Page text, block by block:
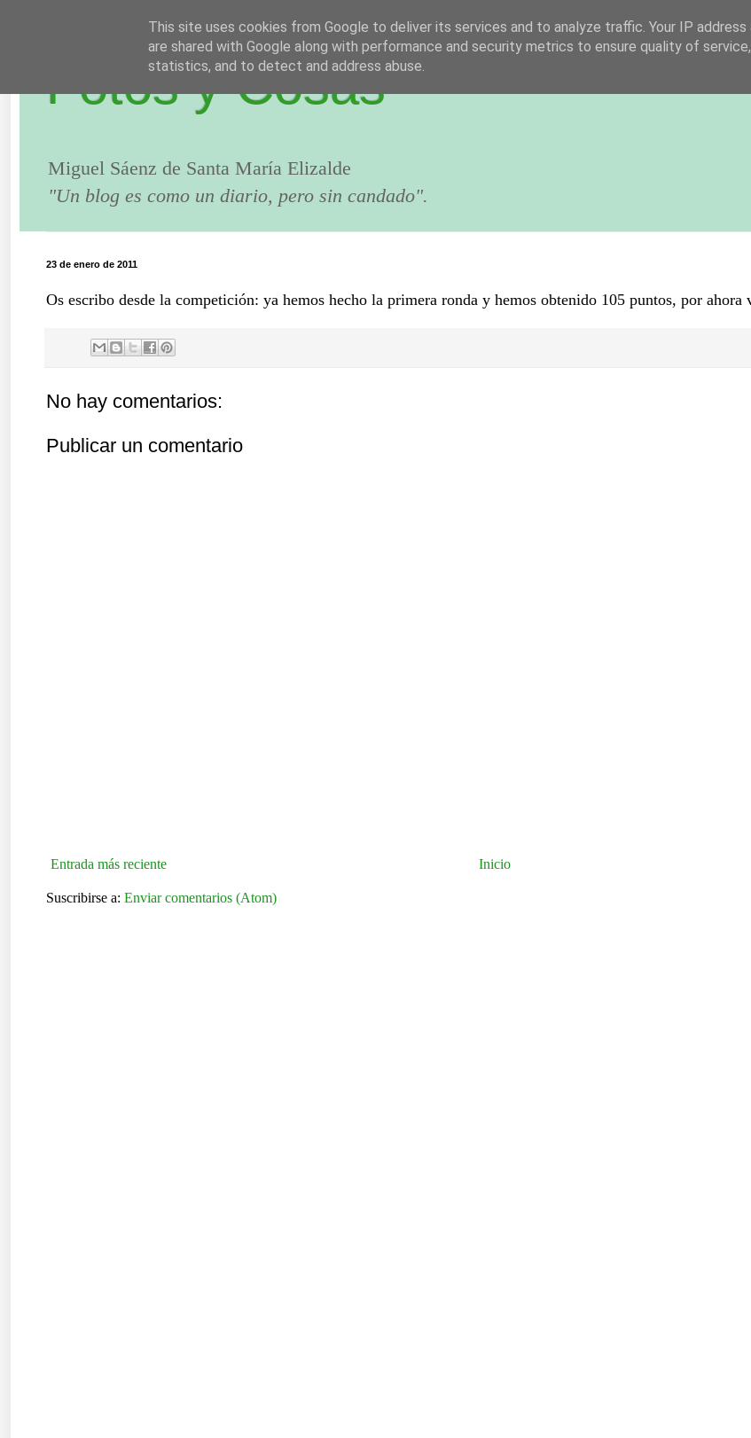
Fotos y Cosas
Miguel Sáenz de Santa María Elizalde
"Un blog es como un diario, pero sin candado".
23 de enero de 2011
Os escribo desde la competición: ya hemos hecho la primera ronda y hemos obtenido 105 puntos, por ahora
No hay comentarios:
Publicar un comentario
Entrada más reciente Inicio
Suscribirse a: Enviar comentarios (Atom)
This site uses cookies from Google to deliver its services and to analyze traffic. Your IP address
are shared with Google along with performance and security metrics to ensure quality of
statistics, and to detect and address abuse.